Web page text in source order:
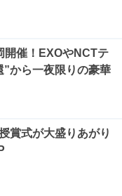
開催！EXOやNCTテ
”から一夜限りの豪華
賞式が大盛りあがり